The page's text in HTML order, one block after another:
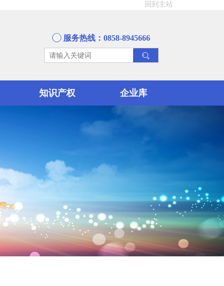
回到主站
服务热线：0858-8945666
知识产权 企业库